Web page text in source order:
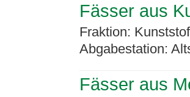
Fässer aus
Fraktion:
Abgabestation:
Fässer aus